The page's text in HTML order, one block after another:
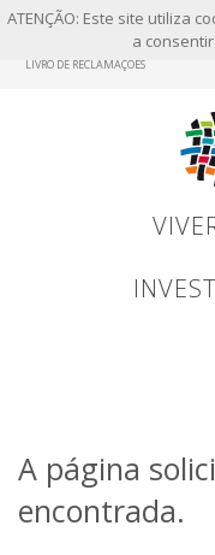
ATENÇÃO: Este site utiliza
a
LIVRO DE RECLAMAÇÕES
A página
encontrada.